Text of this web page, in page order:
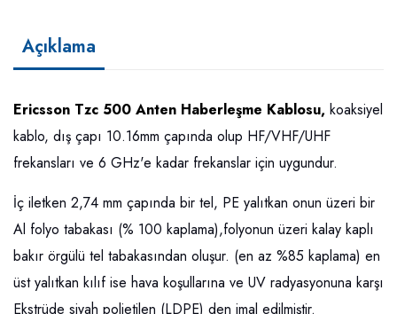
Açıklama
Ericsson Tzc 500 Anten Haberleşme Kablosu, koaksiyel
kablo, dış çapı 10.16mm çapında olup HF/VHF/UHF
frekansları ve 6 GHz'e kadar frekanslar için uygundur.
İç iletken 2,74 mm çapında bir tel, PE yalıtkan onun üzeri bir
Al folyo tabakası (% 100 kaplama),folyonun üzeri kalay kaplı
bakır örgülü tel tabakasından oluşur. (en az %85 kaplama) en
üst yalıtkan kılıf ise hava koşullarına ve UV radyasyonuna karşı
Ekstrüde siyah polietilen (LDPE) den imal edilmiştir.